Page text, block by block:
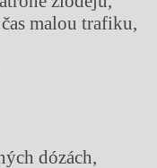
malou trafiku,
dózách,